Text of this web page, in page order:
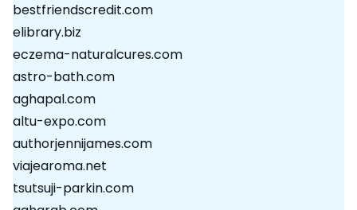
bestfriendscredit.com
elibrary.biz
eczema-naturalcures.com
astro-bath.com
aghapal.com
altu-expo.com
authorjennijames.com
viajearoma.net
tsutsuji-parkin.com